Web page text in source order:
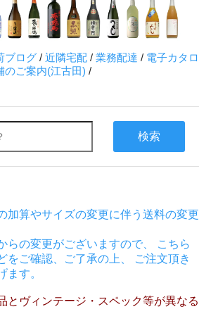
ブログ / 近隣宅配 / 業務配達 / 電子カタロ
のご案内(江古田) /
検索
加算やサイズの変更に伴う送料の変更
らの変更がございますので、 こちら
をご確認、ご了承の上、 ご注文頂き
ます。
とヴィンテージ・スペック等が異なる